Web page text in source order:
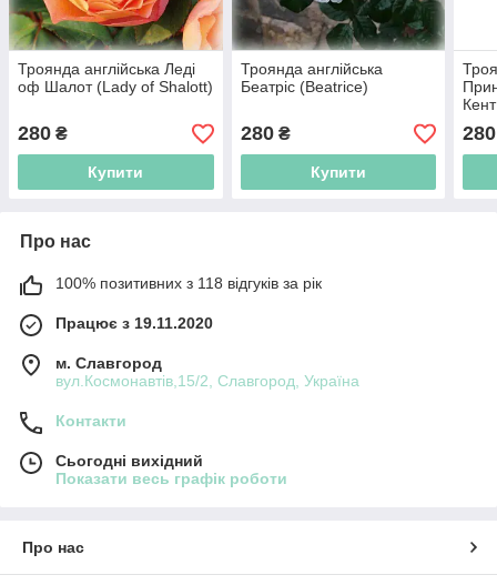
Троянда англійська Леді
оф Шалот (Lady of Shalott)
280 ₴
Купити
Троянда англійська
Беатріс (Beatrice)
280₴
Купити
280
Про нас
100% позитивних з 118 відгуків за рік
Працює з 19.11.2020
м. Славгород
вул.Космонавтів,15/2, Славгород, Україна
Контакти
Сьогодні вихідний
Показати весь графік роботи
Про нас